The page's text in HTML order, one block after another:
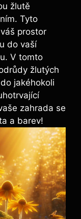
žlutě
Tyto
prostor
do vaší
V tomto
žlutých
jakéhokoli
zahrada se
a barev!